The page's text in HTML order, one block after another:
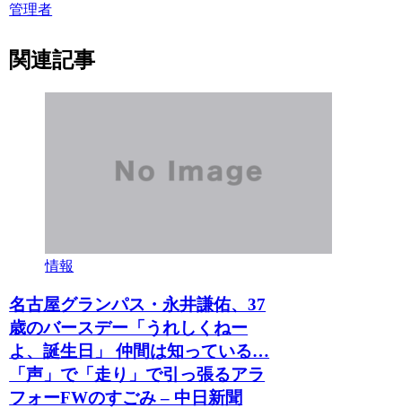
管理者
関連記事
情報
名古屋グランパス・永井謙佑、37
歳のバースデー「うれしくねー
よ、誕生日」 仲間は知っている…
「声」で「走り」で引っ張るアラ
フォーFWのすごみ – 中日新聞